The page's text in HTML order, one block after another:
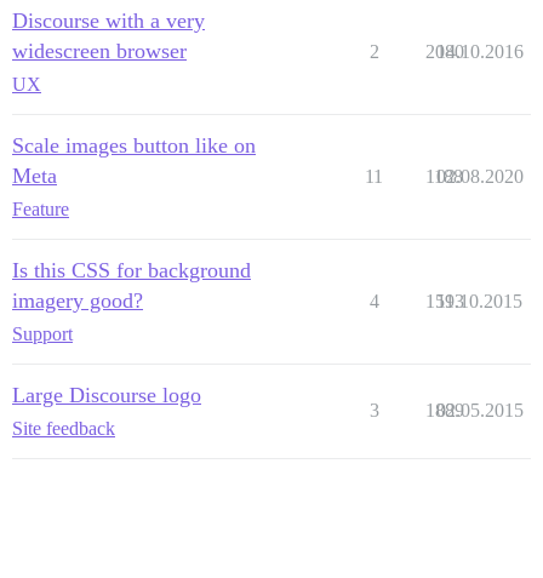
Discourse with a very
widescreen browser
UX
2 2080
14.10.2016
Scale images button like on
Meta
Feature
11 1188
02.08.2020
Is this CSS for background
imagery good?
Support
4 1593
11.10.2015
Large Discourse logo
Site feedback
3 1889
02.05.2015